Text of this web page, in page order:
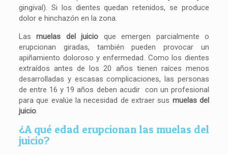
gingival). Si los dientes quedan retenidos, se produce
dolor e hinchazón en la zona.
Lasmuelas del juicio que emergen parcialmente o
erupcionan giradas, también pueden provocar un
apiñamiento doloroso y enfermedad. Como los dientes
extraídos antes de los 20 años tienen raíces menos
desarrolladas y escasas complicaciones, las personas
de entre 16 y 19 años deben acudir con un profesional
para que evalúe la necesidad de extraer sus muelas del
juicio.
¿A qué edad erupcionan las muelas del
juicio?